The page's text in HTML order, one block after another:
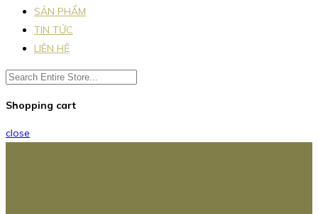
SẢN PHẨM
TIN TỨC
LIÊN HỆ
Shopping cart
close